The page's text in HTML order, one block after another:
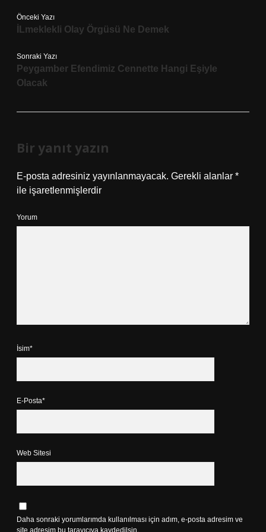
Önceki Yazı
İLmeklekli Olay Örgüsü Ne Demek
Sonraki Yazı
Peygamber Efendimiz Cennette Hangi Eşiyle
Olacak
Bir yanıt yazın
E-posta adresiniz yayınlanmayacak. Gerekli alanlar *
ile işaretlenmişlerdir
Yorum
İsim*
E-Posta*
Web Sitesi
Daha sonraki yorumlarımda kullanılması için adım, e-posta adresim ve
site adresim bu tarayıcıya kaydedilsin.